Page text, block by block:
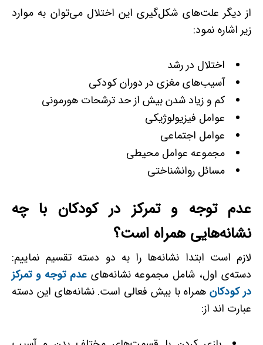
از دیگر علت‌های شکل‌گیری این اختلال می‌توان به موارد
زیر اشاره نمود:
اختلال در رشد
آسیب‌های مغزی در دوران کودکی
کم و زیاد شدن بیش از حد ترشحات هورمونی
عوامل فیزیولوژیکی
عوامل اجتماعی
مجموعه عوامل محیطی
مسائل روانشناختی
عدم توجه و تمرکز در کودکان با چه
نشانه‌هایی همراه است؟
لازم است ابتدا نشانه‌ها را به دو دسته تقسیم نماییم:
دسته‌ی اول، شامل مجموعه نشانه‌های عدم توجه و تمرکز
در کودکان همراه با بیش ­فعالی است. نشانه‌‍‌های این دسته
عبارت اند از: